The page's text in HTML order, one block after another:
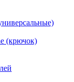
(крючок)